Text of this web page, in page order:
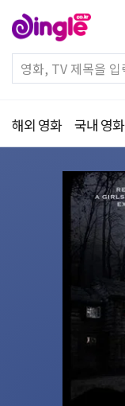
해외 영화 국내 영화